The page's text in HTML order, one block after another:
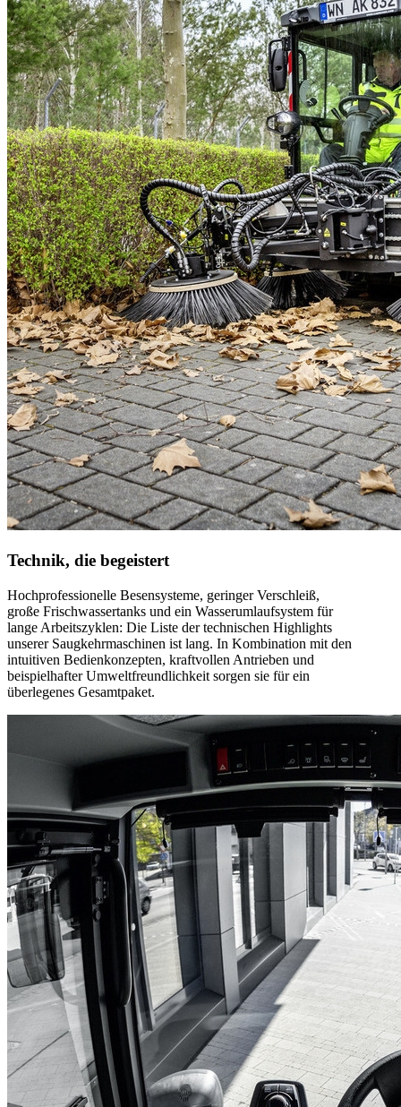
Technik, die begeistert
Hochprofessionelle Besensysteme, geringer Verschleiß,
große Frischwassertanks und ein Wasserumlaufsystem für
lange Arbeitszyklen: Die Liste der technischen Highlights
unserer Saugkehrmaschinen ist lang. In Kombination mit den
intuitiven Bedienkonzepten, kraftvollen Antrieben und
beispielhafter Umweltfreundlichkeit sorgen sie für ein
überlegenes Gesamtpaket.